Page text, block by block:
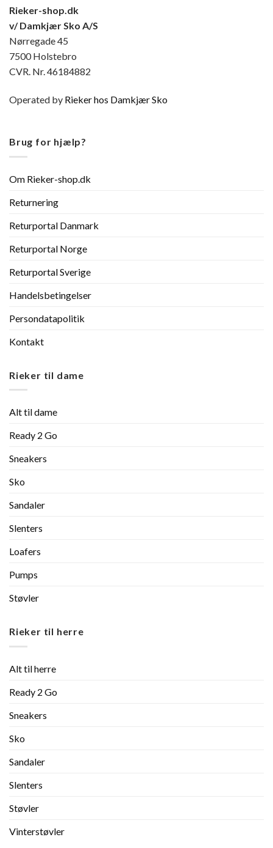
Rieker-shop.dk
v/ Damkjær Sko A/S
Nørregade 45
7500 Holstebro
CVR. Nr. 46184882
Operated by Rieker hos Damkjær Sko
Brug for hjælp?
Om Rieker-shop.dk
Returnering
Returportal Danmark
Returportal Norge
Returportal Sverige
Handelsbetingelser
Persondatapolitik
Kontakt
Rieker til dame
Alt til dame
Ready 2 Go
Sneakers
Sko
Sandaler
Slenters
Loafers
Pumps
Støvler
Rieker til herre
Alt til herre
Ready 2 Go
Sneakers
Sko
Sandaler
Slenters
Støvler
Vinterstøvler